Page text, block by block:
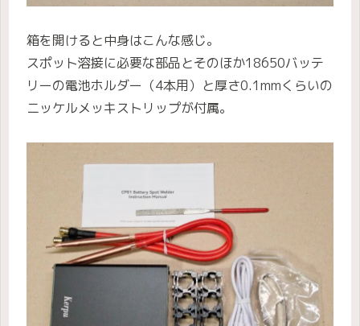
箱を開けると中身はこんな感じ。
スポット溶接に必要な部品とそのほか18650バッテ
リーの電池ホルダー（4本用）と厚さ0.1mmくらいの
ニッケルメッキストリップが付属。